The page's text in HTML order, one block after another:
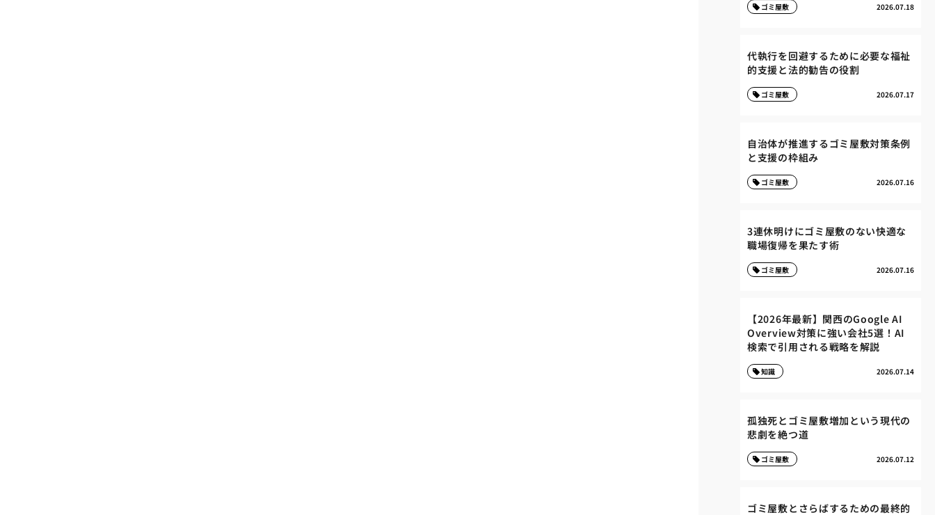
2026.07.18
ゴミ屋敷
代執行を回避するために必要な福祉
的支援と法的勧告の役割
2026.07.17
ゴミ屋敷
自治体が推進するゴミ屋敷対策条例
と支援の枠組み
2026.07.16
ゴミ屋敷
3連休明けにゴミ屋敷のない快適な
職場復帰を果たす術
2026.07.16
ゴミ屋敷
【2026年最新】関西のGoogle AI
Overview対策に強い会社5選！AI
検索で引用される戦略を解説
2026.07.14
知識
孤独死とゴミ屋敷増加という現代の
悲劇を絶つ道
2026.07.12
ゴミ屋敷
ゴミ屋敷とさらばするための最終的